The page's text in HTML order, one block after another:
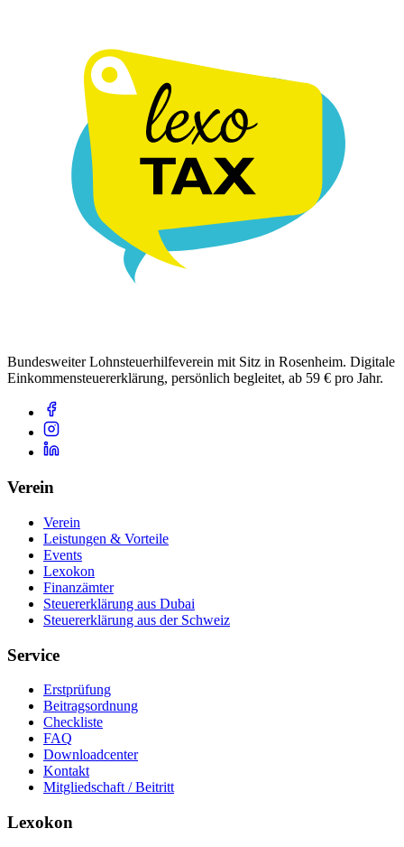
Bundesweiter Lohnsteuerhilfeverein mit Sitz in Rosenheim. Digitale
Einkommensteuererklärung, persönlich begleitet, ab 59 € pro Jahr.
Verein
Verein
Leistungen & Vorteile
Events
Lexokon
Finanzämter
Steuererklärung aus Dubai
Steuererklärung aus der Schweiz
Service
Erstprüfung
Beitragsordnung
Checkliste
FAQ
Downloadcenter
Kontakt
Mitgliedschaft / Beitritt
Lexokon